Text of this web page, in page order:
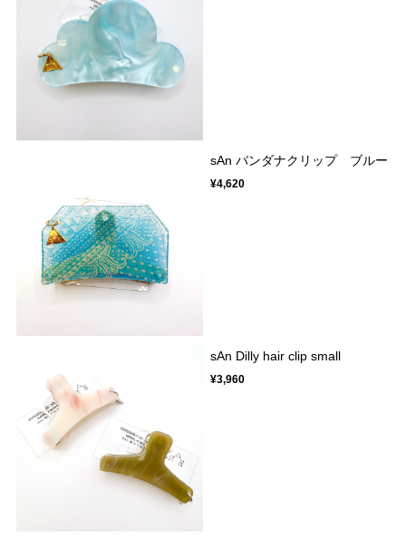
sAn バンダナクリップ ブルー
¥4,620
sAn Dilly hair clip small
¥3,960